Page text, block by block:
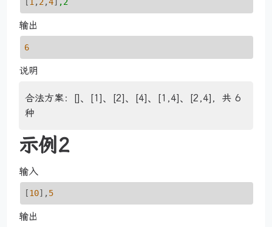
输出
6
说明
合法方案：[]、[1]、[2]、[4]、[1,4]、[2,4]，共 6
种
示例2
输入
[10], 5
输出